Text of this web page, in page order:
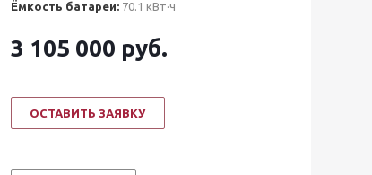
Ёмкость батареи: 70.1 кВт·ч
3 105 000 руб.
ОСТАВИТЬ ЗАЯВКУ